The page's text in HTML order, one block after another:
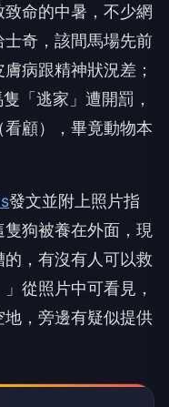
命的中暑，不少網
奇，該間馬場先前
病跟精神狀況差；
「逃家」遭開罰，
顧），畢竟動物本
發文並附上照片指
狗被養在外面，現
，有沒有人可以救
從照片中可看見，
，旁邊有疑似提供